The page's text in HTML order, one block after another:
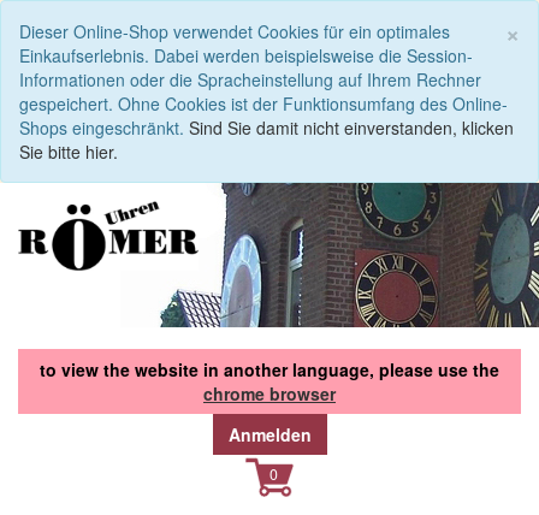
×
Dieser Online-Shop verwendet Cookies für ein optimales
Einkaufserlebnis. Dabei werden beispielsweise die Session-
Informationen oder die Spracheinstellung auf Ihrem Rechner
gespeichert. Ohne Cookies ist der Funktionsumfang des Online-
Shops eingeschränkt. Sind Sie damit nicht einverstanden, klicken
Sie bitte hier.
to view the website in another language, please use the
chrome browser
Anmelden